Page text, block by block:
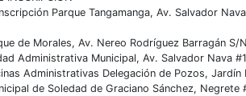
Parque Tangamanga, Av. Salvador
de Morales, Av. Nereo Rodríguez Barragán
Administrativa Municipal, Av. Salvador Nava
Administrativas Delegación de Pozos,
de Soledad de Graciano Sánchez,